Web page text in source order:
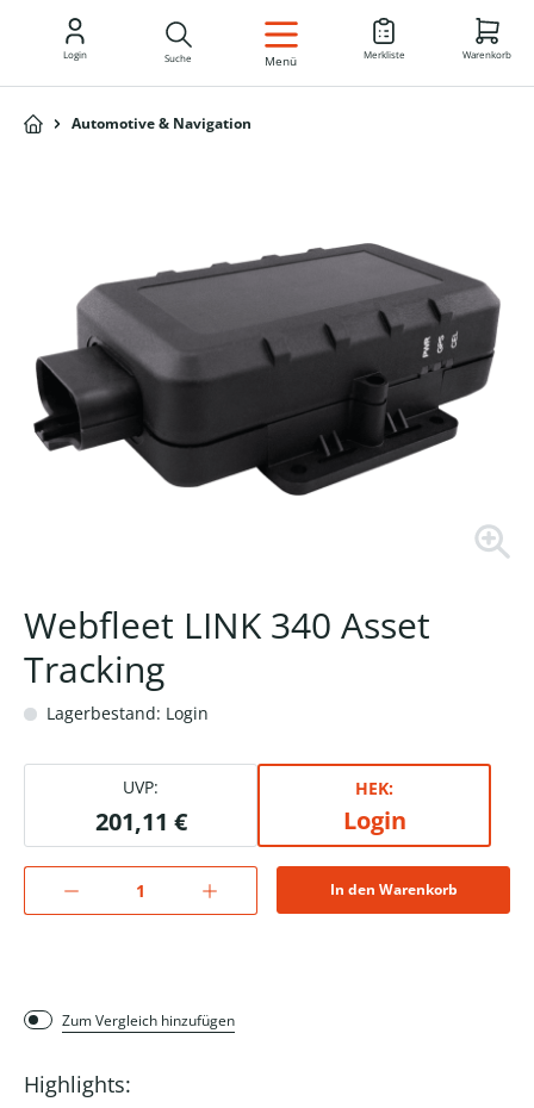
DE
Login Suche Menü Merkliste Warenkorb
Automotive & Navigation
Webfleet LINK 340 Asset
Tracking
Lagerbestand: Login
UVP:
201,11 €
HEK:
Login
In den Warenkorb
Zum Vergleich hinzufügen
Highlights: